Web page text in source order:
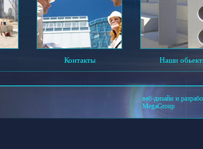
Контакты Наши
веб-дизайн и
MegaGroup